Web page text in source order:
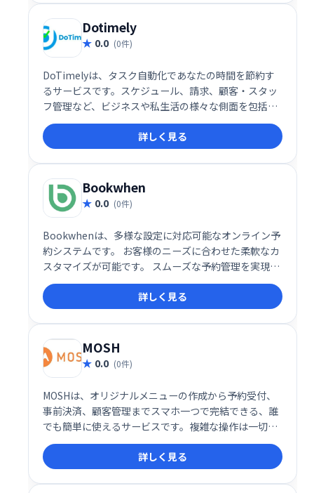
Dotimely
0.0 (0件)
DoTimelyは、タスク自動化であなたの時間を節約す
るサービスです。スケジュール、請求、顧客・スタッ
フ管理など、ビジネスや私生活の様々な側面を包括的
に支援します。定期的なアップデートで機能も改善し
続けます。無料でご利用いただけますので、ぜひ時間
を取り戻してください！
詳しく見る
Bookwhen
0.0 (0件)
Bookwhenは、多様な設定に対応可能なオンライン予
約システムです。 お客様のニーズに合わせた柔軟なカ
スタマイズが可能です。 スムーズな予約管理を実現
し、業務効率の向上に貢献します。
詳しく見る
MOSH
0.0 (0件)
MOSHは、オリジナルメニューの作成から予約受付、
事前決済、顧客管理までスマホ一つで完結できる、誰
でも簡単に使えるサービスです。複雑な操作は一切不
要。スムーズな顧客管理と効率的な運営を実現し、ビ
ジネスの成長をサポートします。
詳しく見る